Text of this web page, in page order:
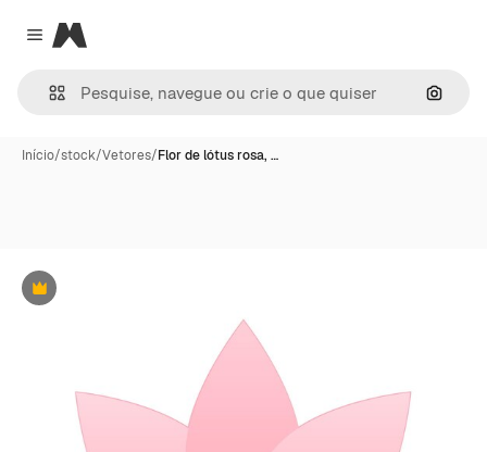
Close menu
Magnific
Início/stock/Vetores/Flor de lótus rosa, …
Premium